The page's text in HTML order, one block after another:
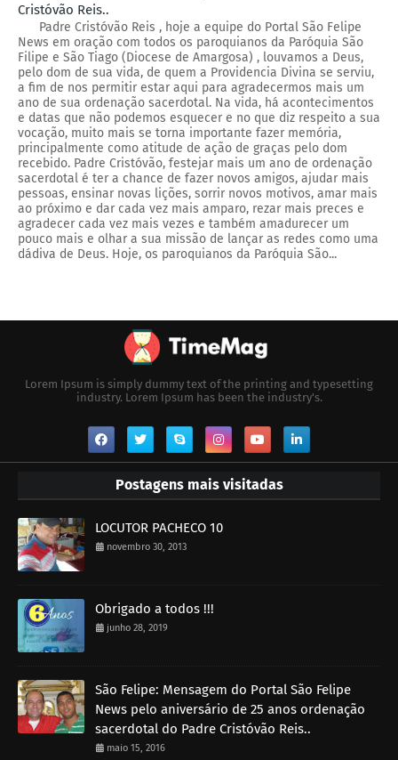
Cristóvão Reis..
Padre Cristóvão Reis , hoje a equipe do Portal São Felipe
News em oração com todos os paroquianos da Paróquia São
Filipe e São Tiago (Diocese de Amargosa) , louvamos a Deus,
pelo dom de sua vida, de quem a Providencia Divina se serviu,
a fim de nos permitir estar aqui para agradecermos mais um
ano de sua ordenação sacerdotal. Na vida, há acontecimentos
e datas que não podemos esquecer e no que diz respeito a sua
vocação, muito mais se torna importante fazer memória,
principalmente como atitude de ação de graças pelo dom
recebido. Padre Cristóvão, festejar mais um ano de ordenação
sacerdotal é ter a chance de fazer novos amigos, ajudar mais
pessoas, ensinar novas lições, sorrir novos motivos, amar mais
ao próximo e dar cada vez mais amparo, rezar mais preces e
agradecer cada vez mais vezes e também amadurecer um
pouco mais e olhar a sua missão de lançar as redes como uma
dádiva de Deus. Hoje, os paroquianos da Paróquia São...
Lorem Ipsum is simply dummy text of the printing and typesetting
industry. Lorem Ipsum has been the industry's.
Postagens mais visitadas
LOCUTOR PACHECO 10
novembro 30, 2013
Obrigado a todos !!!
junho 28, 2019
São Felipe: Mensagem do Portal São Felipe
News pelo aniversário de 25 anos ordenação
sacerdotal do Padre Cristóvão Reis..
maio 15, 2016